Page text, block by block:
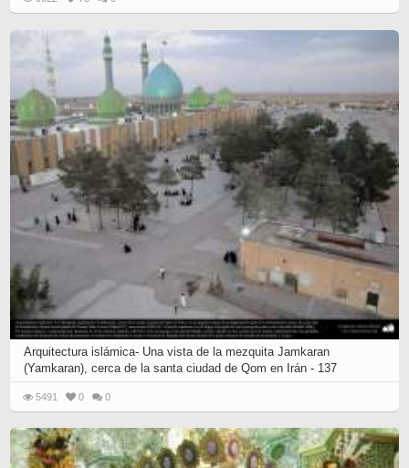
Arquitectura islámica- Una vista de la mezquita Jamkaran
(Yamkaran), cerca de la santa ciudad de Qom en Irán - 137
5491 0 0